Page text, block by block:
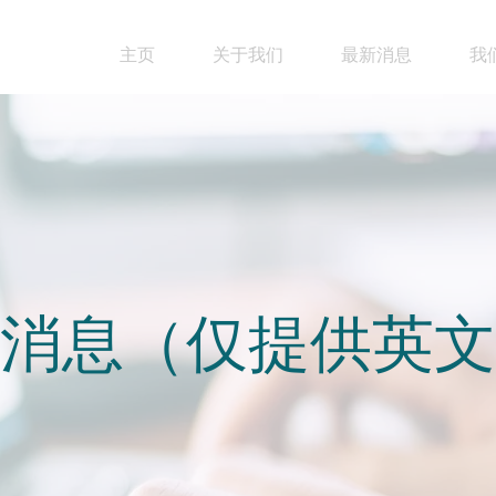
主页 关于我们 最新消息 我
息（仅提供英